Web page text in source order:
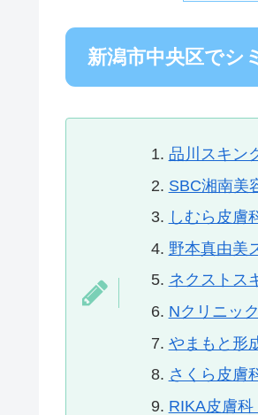
新潟市中央区でシ
品川スキン
SBC湘南美
しむら皮膚
野本真由美
ネクストス
Nクリニック
やまもと形
さくら皮膚
RIKA皮膚科